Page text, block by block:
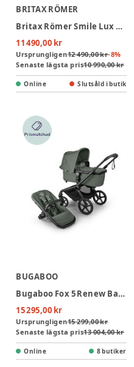
BRITAX RÖMER
Britax Römer Smile Lux 5Z Barnvagn - Urban Olive
11 490,00 kr
Ursprungligen12 490,00 kr-8%
Senaste lägsta pris10 990,00 kr
Online Slutsåld i butik
BUGABOO
Bugaboo Fox 5 Renew Barnvagn - Forest Green/Black
15 295,00 kr
Ursprungligen15 299,00 kr
Senaste lägsta pris13 004,00 kr
Online 8 butiker